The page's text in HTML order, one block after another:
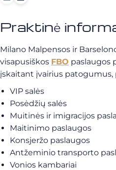
Praktinė
Milano Malpensos ir
visapusiškos FBO paslaugos
įskaitant įvairius patogumus,
VIP salės
Posėdžių salės
Muitinės ir imigracijos
Maitinimo paslaugos
Konsjeržo paslaugos
Antžeminio transporto
Vonios kambariai